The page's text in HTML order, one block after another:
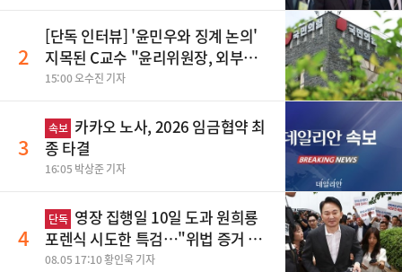
2
[단독 인터뷰] '윤민우와 징계 논의'
지목된 C교수 "윤리위원장, 외부와
논의 잘못된 행위"
15:00 오수진 기자
3
속보 카카오 노사, 2026 임금협약 최
종 타결
16:05 박상준 기자
4
단독 영장 집행일 10일 도과 원희룡
포렌식 시도한 특검…"위법 증거 수
집" 지적
08.05 17:10 황인욱 기자